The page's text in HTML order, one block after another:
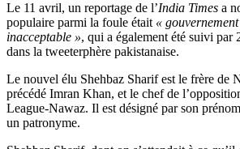
Le 11 avril, un reportage de l’India Times a
populaire parmi la foule était «
inacceptable », qui a également été suivi par
dans la tweeterphère pakistanaise.
Le nouvel élu Shehbaz Sharif est le frère de
précédé Imran Khan, et le chef de
League-Nawaz. Il est désigné par son
un patronyme.